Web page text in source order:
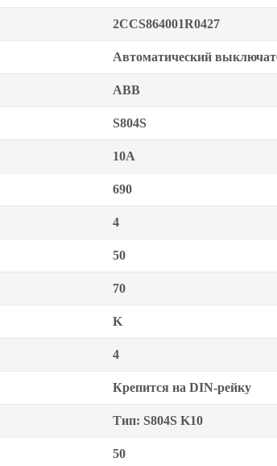
2CCS864001R0427
Автоматический
ABB
S804S
10А
690
4
50
70
K
4
Крепится на DIN-рейку
Тип: S804S K10
50